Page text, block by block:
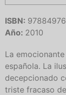
ISBN:
Año: 2010
La
española. La
decepcionado
triste fracaso